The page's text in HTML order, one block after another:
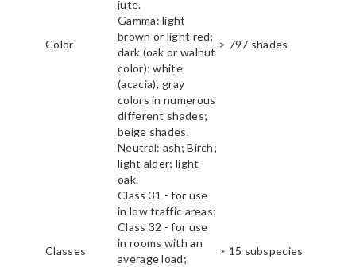
Color
jute.
Gamma: light
brown or light red;
dark (oak or walnut
color); white
(acacia); gray
colors in numerous
different shades;
beige shades.
Neutral: ash; Birch;
light alder; light
oak.
> 797 shades
Classes
Class 31 - for use
in low traffic areas;
Class 32 - for use
in rooms with an
average load;
> 15 subspecies